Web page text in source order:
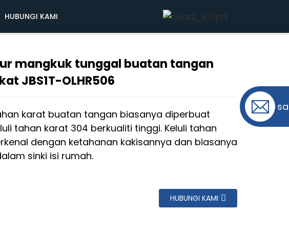
HUBUNGI KAMI
tangan yang disikat JBS1T-OLHR506
mangkuk tunggal buatan tangan
JBS1T-OLHR506
karat buatan tangan biasanya diperbuat
tahan karat 304 berkualiti tinggi. Keluli tahan
dengan ketahanan kakisannya dan biasanya
sinki isi rumah.
HUBUNGI KAMI